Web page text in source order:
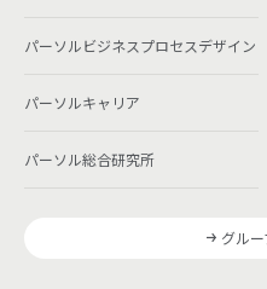
パーソルビジネスプロセスデザイン
パーソルキャリア
パーソル総合研究所
グル